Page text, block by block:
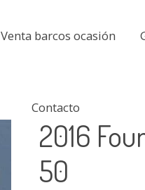
Venta barcos ocasión
Contacto
2016
50